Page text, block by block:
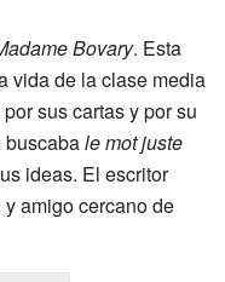
Bovary. Esta
vida de la clase media
sus cartas y por su
buscabale mot juste
ideas. El escritor
amigo cercano de